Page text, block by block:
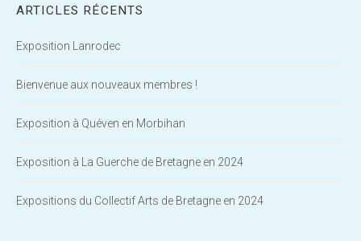
ARTICLES RÉCENTS
Exposition Lanrodec
Bienvenue aux nouveaux membres !
Exposition à Quéven en Morbihan
Exposition à La Guerche de Bretagne en 2024
Expositions du Collectif Arts de Bretagne en 2024